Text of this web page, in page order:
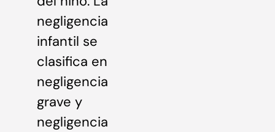
negligencia
infantil se
clasifica en
negligencia
grave y
negligencia